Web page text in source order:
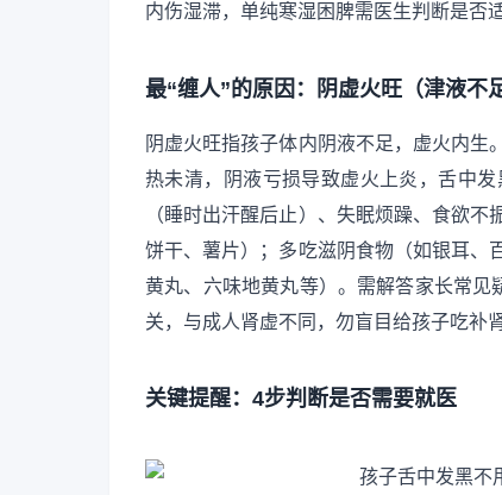
内伤湿滞，单纯寒湿困脾需医生判断是否
最“缠人”的原因：阴虚火旺（津液不
阴虚火旺指孩子体内阴液不足，虚火内
热未清，阴液亏损导致虚火上炎，舌中
（睡时出汗醒后止）、失眠烦躁、食欲
饼干、薯片）；多吃滋阴食物（如银耳、
黄丸、六味地黄丸等）。需解答家长常见
关，与成人肾虚不同，勿盲目给孩子吃
关键提醒：4步判断是否需要就医